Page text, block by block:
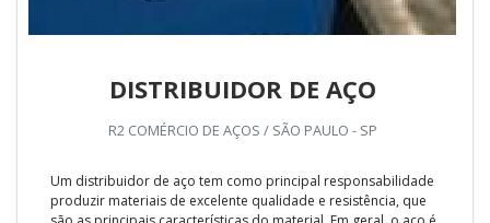
DISTRIBUIDOR DE AÇO
R2 COMÉRCIO DE AÇOS / SÃO PAULO - SP
Um distribuidor de aço tem como principal responsabilidade
produzir materiais de excelente qualidade e resistência, que